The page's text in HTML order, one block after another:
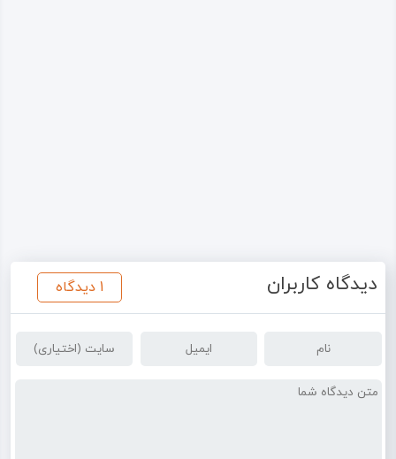
دیدگاه کاربران 1 دیدگاه